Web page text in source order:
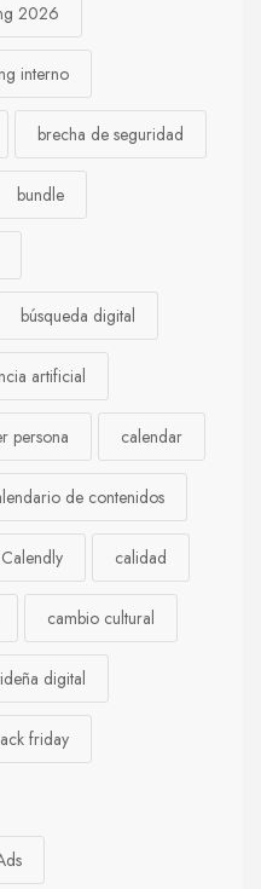
2026
interno
brecha de seguridad
bundle
búsqueda digital
artificial
persona calendar
de contenidos
Calendly calidad
cambio cultural
digital
friday